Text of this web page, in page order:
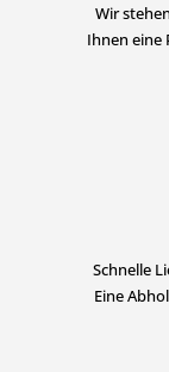
Wir
Ihnen eine
Schnelle
Eine